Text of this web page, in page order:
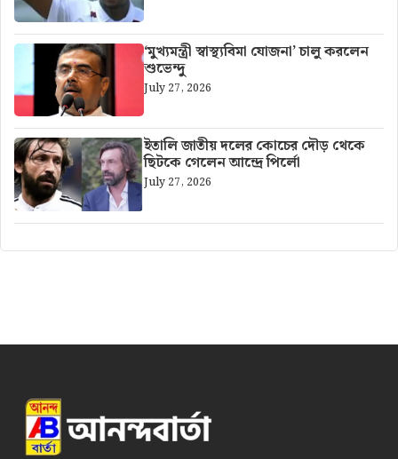
‘মুখ্যমন্ত্রী স্বাস্থ্যবিমা যোজনা’ চালু করলেন
শুভেন্দু
July 27, 2026
ইতালি জাতীয় দলের কোচের দৌড় থেকে
ছিটকে গেলেন আন্দ্রে পির্লো
July 27, 2026